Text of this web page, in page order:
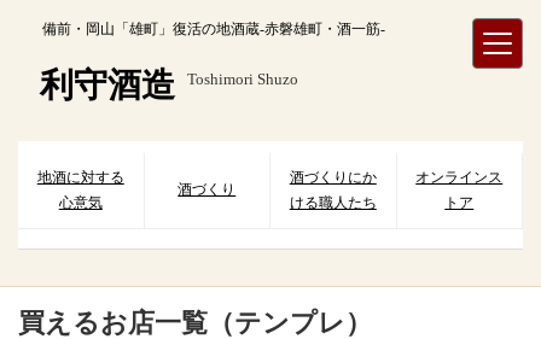
備前・岡山「雄町」復活の地酒蔵-赤磐雄町・酒一筋-
利守酒造 Toshimori Shuzo
地酒に対する
心意気
酒づくり
酒づくりにか
ける職人たち
オンラインス
トア
買えるお店一覧（テンプレ）